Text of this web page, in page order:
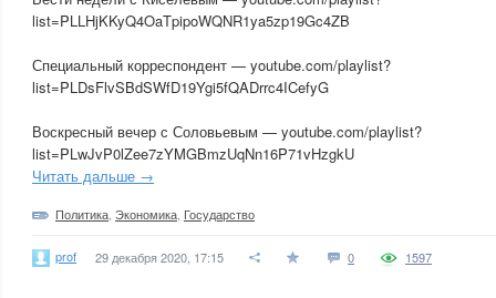
list=PLLHjKKyQ4OaTpipoWQNR1ya5zp19Gc4ZB
Специальный корреспондент — youtube.com/playlist?
list=PLDsFlvSBdSWfD19Ygi5fQADrrc4ICefyG
Воскресный вечер с Соловьевым — youtube.com/playlist?
list=PLwJvP0lZee7zYMGBmzUqNn16P71vHzgkU
Читать дальше →
Политика Экономика Государство
prof 29 декабря 2020, 17:15 0 1597